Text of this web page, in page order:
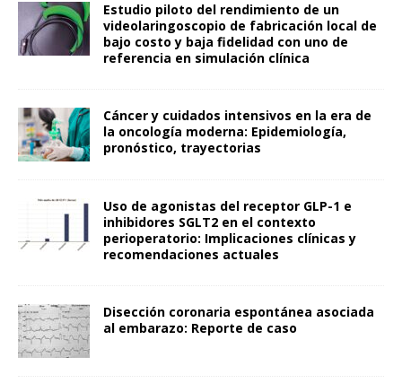
Estudio piloto del rendimiento de un
videolaringoscopio de fabricación local de
bajo costo y baja fidelidad con uno de
referencia en simulación clínica
Cáncer y cuidados intensivos en la era de
la oncología moderna: Epidemiología,
pronóstico, trayectorias
Uso de agonistas del receptor GLP-1 e
inhibidores SGLT2 en el contexto
perioperatorio: Implicaciones clínicas y
recomendaciones actuales
Disección coronaria espontánea asociada
al embarazo: Reporte de caso